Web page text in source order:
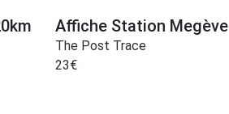
Affiche Station Megève
The Post Trace
23€